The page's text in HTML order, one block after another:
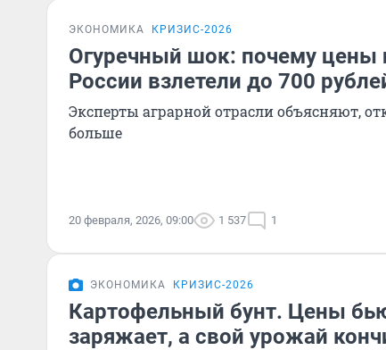
ЭКОНОМИКА КРИЗИС-2026
Огуречный шок: почему цены
России взлетели до 700
Эксперты аграрной отрасли объясняют,
больше
20 февраля, 2026, 09:00 1 537 1
ЭКОНОМИКА КРИЗИС-2026
Картофельный бунт. Цены
заряжает, а свой урожай